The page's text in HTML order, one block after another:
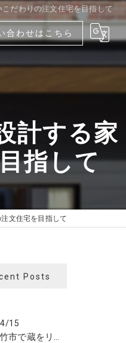
だわりの注文住宅を目指して
合わせはこちら
計する家
指して
文住宅を目指して
Posts
15
広島の大竹市で蔵をリノベーションしたカフェの設計。店舗設計、店舗デザインはasazu design office